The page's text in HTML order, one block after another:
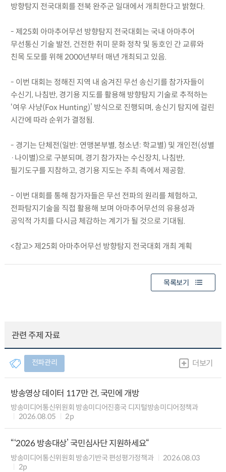
방향탐지 전국대회를 전북 완주군 일대에서 개최한다고 밝혔다.
- 제25회 아마추어무선 방향탐지 전국대회는 국내 아마추어
무선통신 기술 발전, 건전한 취미 문화 정착 및 동호인 간 교류와
친목 도모를 위해 2000년부터 매년 개최되고 있음.
- 이번 대회는 정해진 지역 내 숨겨진 무선 송신기를 참가자들이
수신기, 나침반, 경기용 지도를 활용해 방향탐지 기술로 추적하는
‘여우 사냥(Fox Hunting)’ 방식으로 진행되며, 송신기 탐지에 걸린
시간에 따라 순위가 결정됨.
- 경기는 단체전(일반: 연맹본부별, 청소년: 학교별) 및 개인전(성별
·나이별)으로 구분되며, 경기 참가자는 수신장치, 나침반,
필기도구를 지참하고, 경기용 지도는 주최 측에서 제공함.
- 이번 대회를 통해 참가자들은 무선 전파의 원리를 체험하고,
전파탐지기술을 직접 활용해 보며 아마추어무선의 유용성과
공익적 가치를 다시금 체감하는 계기가 될 것으로 기대됨.
<참고> 제25회 아마추어무선 방향탐지 전국대회 개최 계획
목록보기
관련 주제 자료
전파관리 더보기
방송영상 데이터 117만 건, 국민에 개방
방송미디어통신위원회 방송미디어진흥국 디지털방송미디어정책과
2026.08.05
2p
“‘2026 방송대상’ 국민심사단 지원하세요“
방송미디어통신위원회 방송기반국 편성평가정책과
2026.08.03
2p